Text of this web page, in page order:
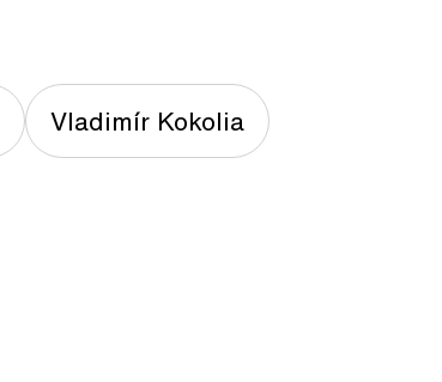
Vladimír Kokolia